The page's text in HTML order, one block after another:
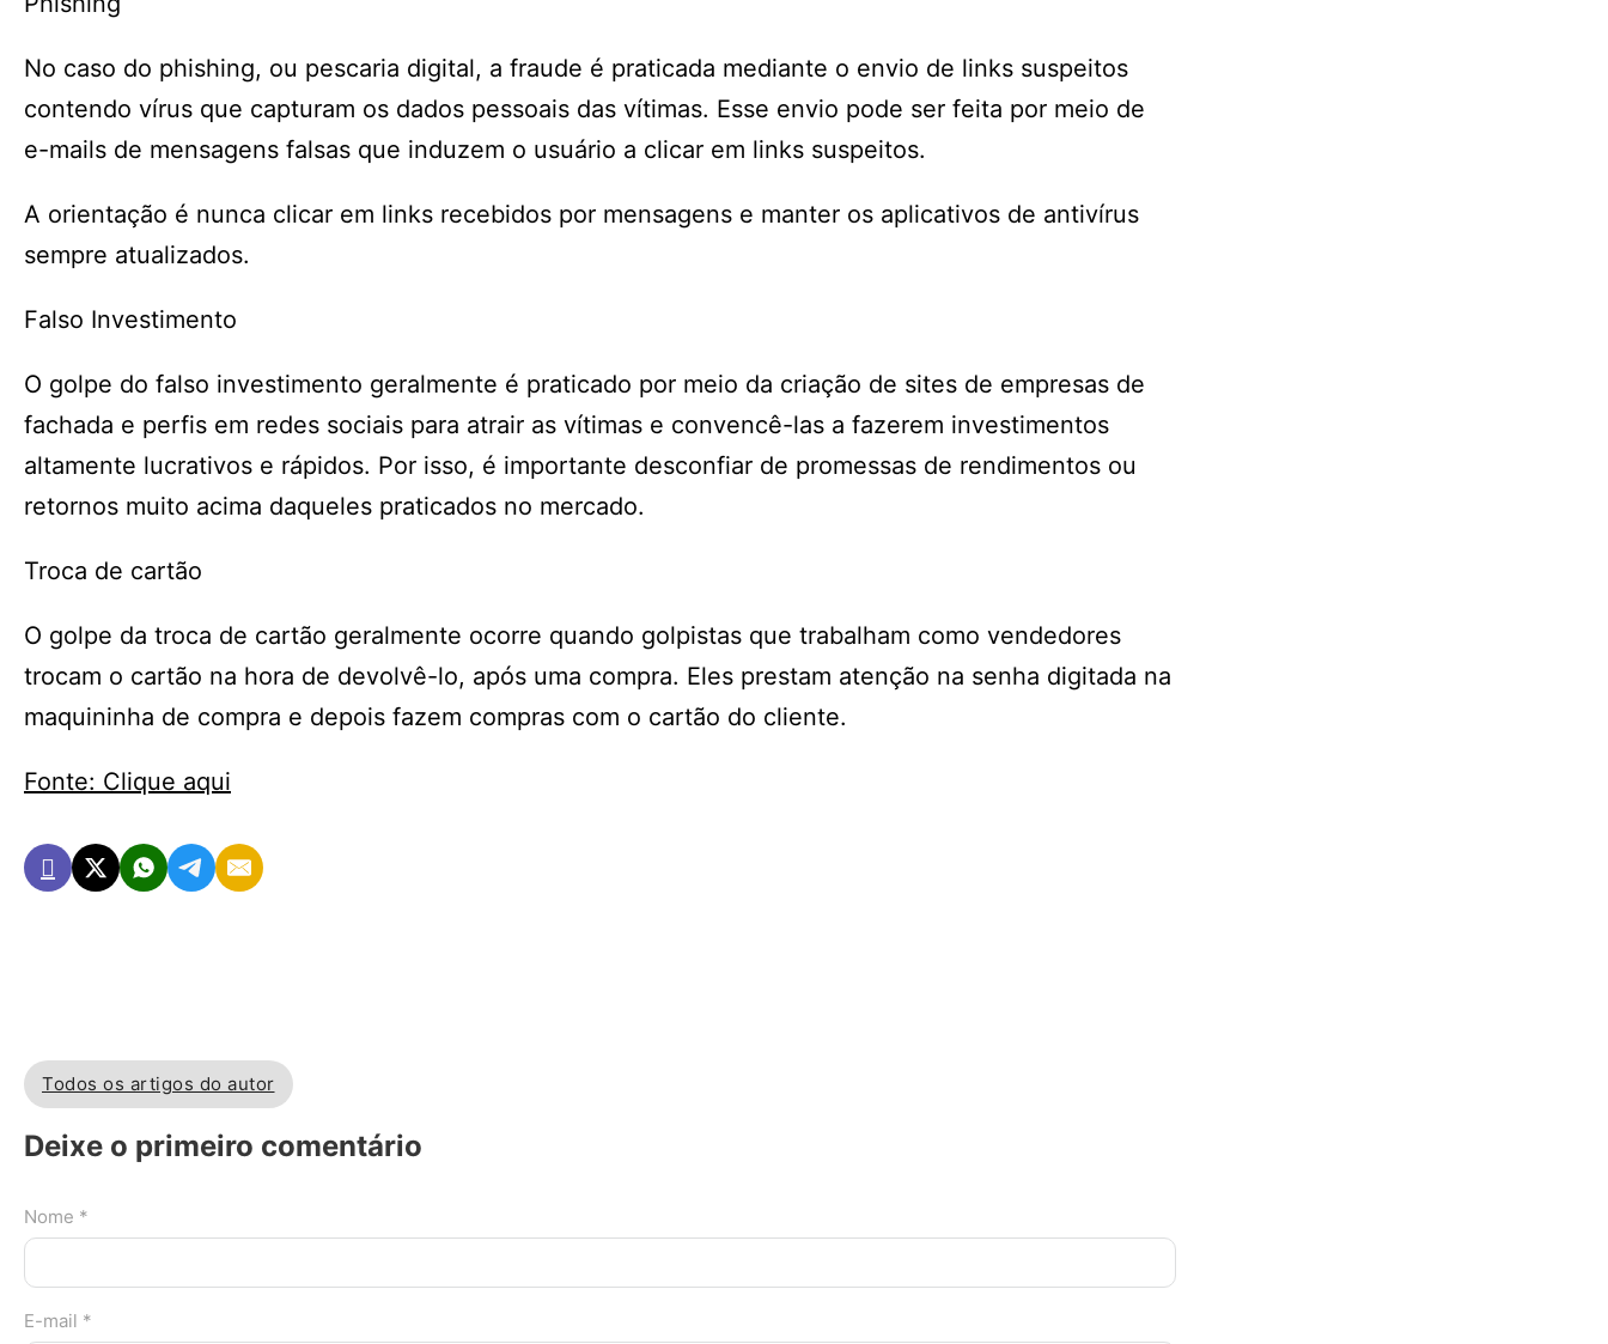
No caso do phishing, ou pescaria digital, a fraude é praticada mediante o envio de links suspeitos
contendo vírus que capturam os dados pessoais das vítimas. Esse envio pode ser feita por meio de
e-mails de mensagens falsas que induzem o usuário a clicar em links suspeitos.
A orientação é nunca clicar em links recebidos por mensagens e manter os aplicativos de antivírus
sempre atualizados.
Falso Investimento
O golpe do falso investimento geralmente é praticado por meio da criação de sites de empresas de
fachada e perfis em redes sociais para atrair as vítimas e convencê-las a fazerem investimentos
altamente lucrativos e rápidos. Por isso, é importante desconfiar de promessas de rendimentos ou
retornos muito acima daqueles praticados no mercado.
Troca de cartão
O golpe da troca de cartão geralmente ocorre quando golpistas que trabalham como vendedores
trocam o cartão na hora de devolvê-lo, após uma compra. Eles prestam atenção na senha digitada na
maquininha de compra e depois fazem compras com o cartão do cliente.
Fonte: Clique aqui
Todos os artigos do autor
Deixe o primeiro comentário
Nome *
E-mail *